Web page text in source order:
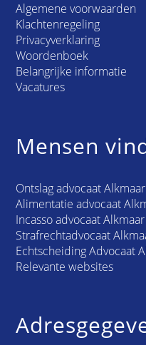
Algemene voorwaarden
Klachtenregeling
Privacyverklaring
Woordenboek
Belangrijke informatie
Vacatures
Mensen
Ontslag advocaat Alkmaar
Alimentatie advocaat
Incasso advocaat Alkmaar
Strafrechtadvocaat
Echtscheiding Advocaat
Relevante websites